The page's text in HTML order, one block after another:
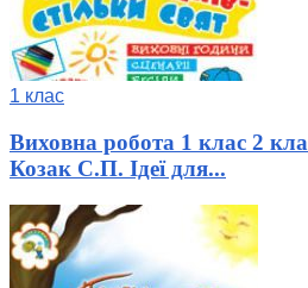
1 клас
Виховна робота 1 клас 2
Козак С.П. Ідеї для...